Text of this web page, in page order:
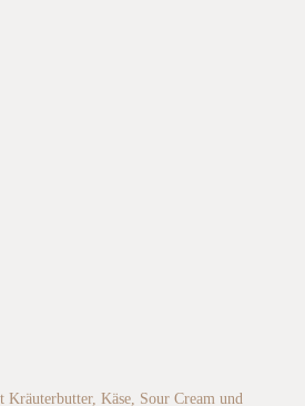
Käse, Sour Cream und